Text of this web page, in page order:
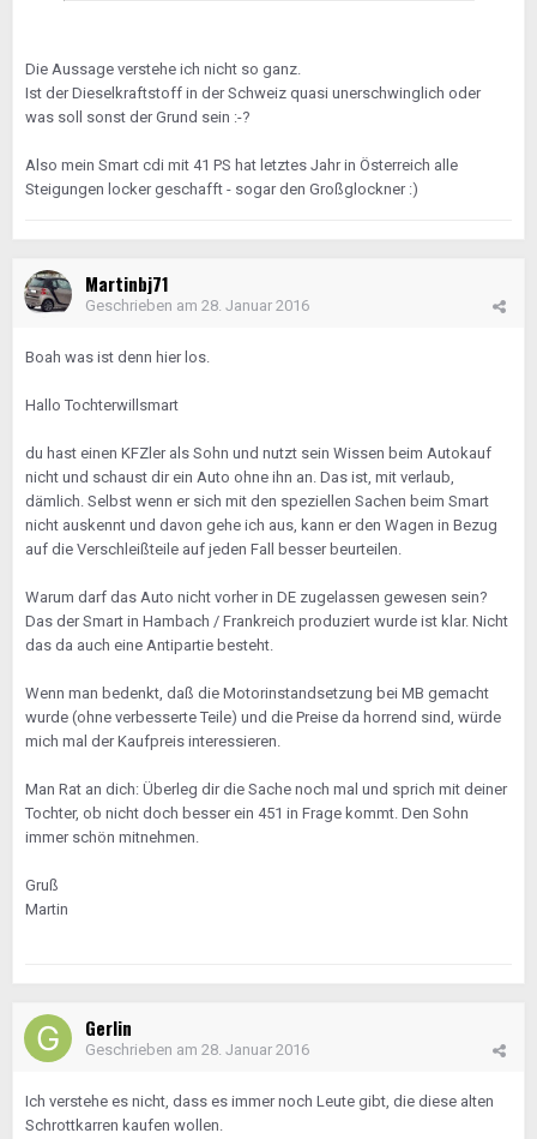
Die Aussage verstehe ich nicht so ganz.
Ist der Dieselkraftstoff in der Schweiz quasi unerschwinglich oder
was soll sonst der Grund sein :-?
Also mein Smart cdi mit 41 PS hat letztes Jahr in Österreich alle
Steigungen locker geschafft - sogar den Großglockner :)
Martinbj71
Geschrieben am 28. Januar 2016
Boah was ist denn hier los.
Hallo Tochterwillsmart
du hast einen KFZler als Sohn und nutzt sein Wissen beim Autokauf
nicht und schaust dir ein Auto ohne ihn an. Das ist, mit verlaub,
dämlich. Selbst wenn er sich mit den speziellen Sachen beim Smart
nicht auskennt und davon gehe ich aus, kann er den Wagen in Bezug
auf die Verschleißteile auf jeden Fall besser beurteilen.
Warum darf das Auto nicht vorher in DE zugelassen gewesen sein?
Das der Smart in Hambach / Frankreich produziert wurde ist klar. Nicht
das da auch eine Antipartie besteht.
Wenn man bedenkt, daß die Motorinstandsetzung bei MB gemacht
wurde (ohne verbesserte Teile) und die Preise da horrend sind, würde
mich mal der Kaufpreis interessieren.
Man Rat an dich: Überleg dir die Sache noch mal und sprich mit deiner
Tochter, ob nicht doch besser ein 451 in Frage kommt. Den Sohn
immer schön mitnehmen.
Gruß
Martin
Gerlin
Geschrieben am 28. Januar 2016
Ich verstehe es nicht, dass es immer noch Leute gibt, die diese alten
Schrottkarren kaufen wollen.